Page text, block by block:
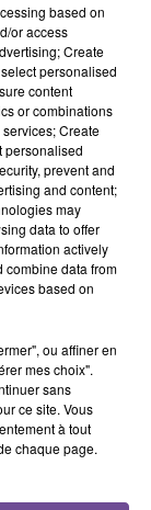
un
(H/F).
accueil de
et
long de la
Vous
based on
or access
Create
personalised
content
or combinations
Create
personalised
prevent and
and content;
may
data to offer
actively
combine data from
based on
ou affiner en
mes choix".
sans
ce site. Vous
à tout
chaque page.